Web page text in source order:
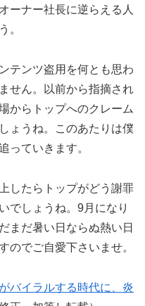
ーナー社長に逆らえる人
。
テンツ盗用を何とも思わ
せん。以前から指摘され
からトップへのクレーム
ょうね。このあたりは僕
っていきます。
したらトップがどう謝罪
でしょうね。9月になり
まだ暑い日ならぬ熱い日
のでご自愛下さいませ。
バイラルする時代に、炎